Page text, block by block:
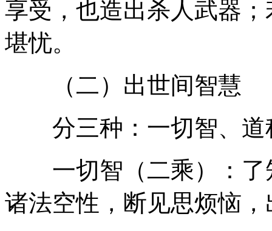
享受，也造出杀人武器
堪忧。
（二）出世间智慧
分三种：一切智、道
一切智（二乘）：了
诸法空性，断见思烦恼